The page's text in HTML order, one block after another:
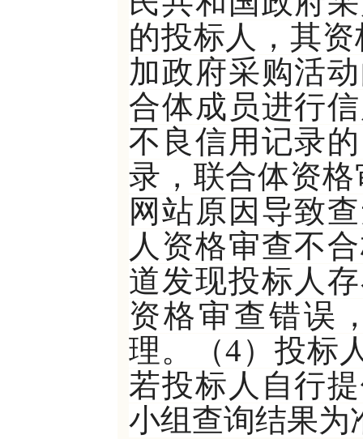
的投标人，其
加政府采购活
合体成员进行
不良信用记录
录，联合体资
网站原因导致
人资格审查不
道发现投标人
资格审查错误
理。（4）投标
若投标人自行
小组查询结果为